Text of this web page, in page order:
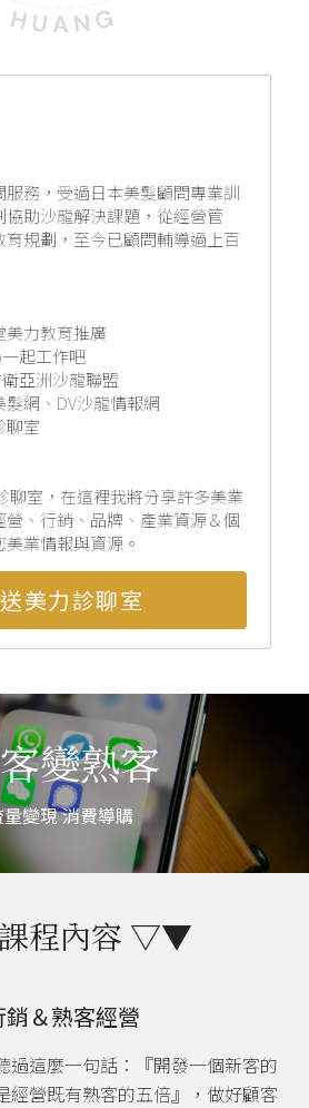
務，受過日本美髮顧問專業訓
協助沙龍解決課題，從經營管
育規劃，至今已顧問輔導過上百
美力教育推廣
起工作吧
亞洲沙龍聯盟
網、DV沙龍情報網
聊室
聊室，在這裡我將分享許多美業
營、行銷、品牌、產業資源＆個
業情報與資源。
美力診聊室
變熟客
變現 消費導購
程內容 ▽▼
＆熟客經營
過這麼一句話：『開發一個新客的
經營既有熟客的五倍』，做好顧客